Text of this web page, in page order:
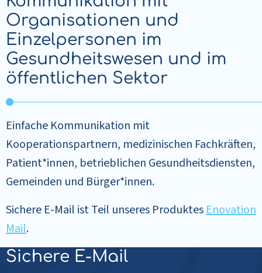
Organisationen und
Einzelpersonen im
Gesundheitswesen und im
öffentlichen Sektor
Einfache Kommunikation mit
Kooperationspartnern, medizinischen Fachkräften,
Patient*innen, betrieblichen Gesundheitsdiensten,
Gemeinden und Bürger*innen.
Sichere E-Mail ist Teil unseres Produktes Enovation
Mail.
Sichere E-Mail